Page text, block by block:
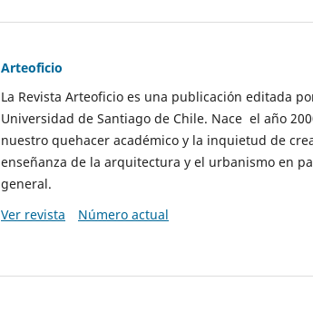
Arteoficio
La Revista Arteoficio es una publicación editada
Universidad de Santiago de Chile. Nace el año
nuestro quehacer académico y la inquietud de
enseñanza de la arquitectura y el urbanismo en
general.
Ver revista
Número actual